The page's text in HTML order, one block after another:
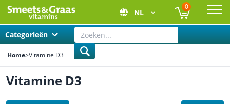
NL
0
Categorieën
Home>Vitamine D3
Vitamine D3